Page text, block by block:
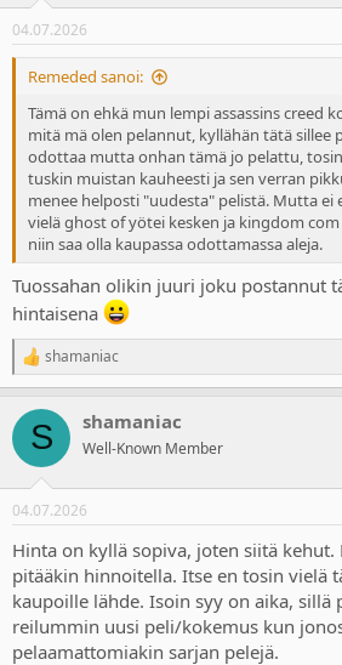
s
:
04.07.2026
Remeded sanoi:
Tämä on ehkä mun lempi assassins creed
mitä mä olen pelannut, kyllähän tätä sillee
odottaa mutta onhan tämä jo pelattu,
tuskin muistan kauheesti ja sen verran
menee helposti "uudesta" pelistä. Mutta ei
vielä ghost of yötei kesken ja kingdom
niin saa olla kaupassa odottamassa aleja.
Tuossahan olikin juuri joku postannut
hintaisena
R
e
c
i
s
shamaniac
S shamaniac
Well-Known Member
04.07.2026
Hinta on kyllä sopiva, joten siitä kehut.
pitääkin hinnoitella. Itse en tosin vielä
kaupoille lähde. Isoin syy on aika, sillä
reilummin uusi peli/kokemus kun
pelaamattomiakin sarjan pelejä.